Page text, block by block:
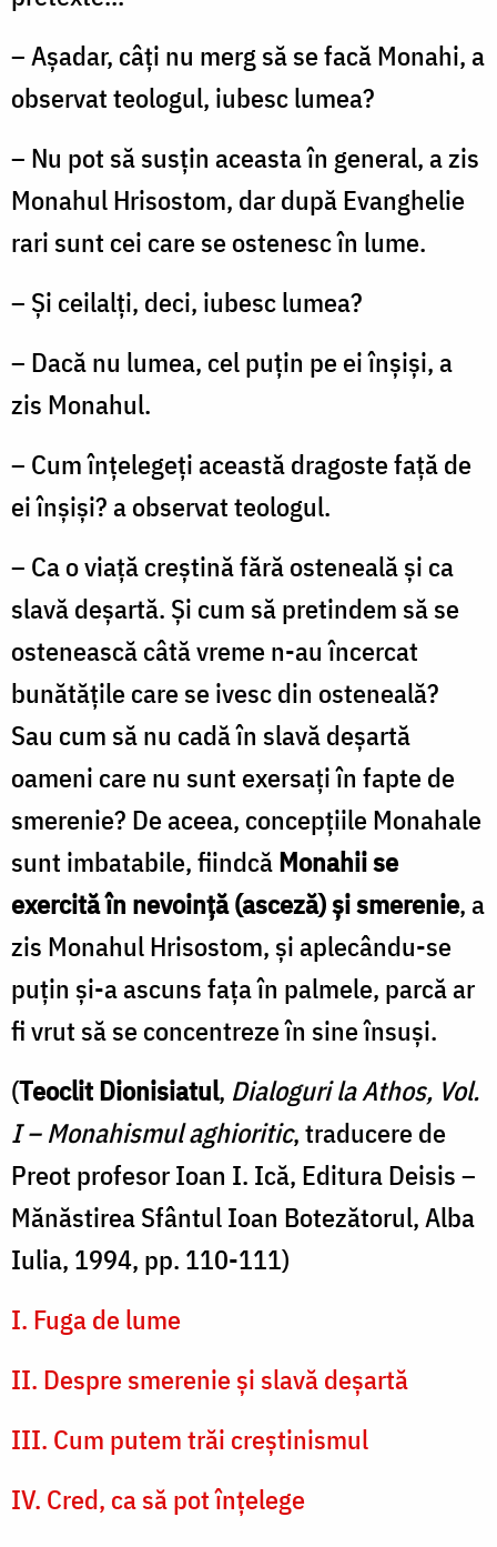
– Așadar, câți nu merg să se facă Monahi, a
observat teologul, iubesc lumea?
– Nu pot să susțin aceasta în general, a zis
Monahul Hrisostom, dar după Evanghelie
rari sunt cei care se ostenesc în lume.
– Și ceilalți, deci, iubesc lumea?
– Dacă nu lumea, cel puțin pe ei înșiși, a
zis Monahul.
– Cum înțelegeți această dragoste față de
ei înșiși? a observat teologul.
– Ca o viață creștină fără osteneală și ca
slavă deșartă. Și cum să pretindem să se
ostenească câtă vreme n-au încercat
bunătățile care se ivesc din osteneală?
Sau cum să nu cadă în slavă deșartă
oameni care nu sunt exersați în fapte de
smerenie? De aceea, concepțiile Monahale
sunt imbatabile, fiindcăMonahii se
exercită în nevoință (asceză) și smerenie, a
zis Monahul Hrisostom, și aplecându-se
puțin și-a ascuns fața în palmele, parcă ar
fi vrut să se concentreze în sine însuși.
(Teoclit Dionisiatul, Dialoguri la Athos, Vol.
I – Monahismul aghioritic, traducere de
Preot profesor Ioan I. Ică, Editura Deisis –
Mănăstirea Sfântul Ioan Botezătorul, Alba
Iulia, 1994, pp. 110-111)
I. Fuga de lume
II. Despre smerenie și slavă deșartă
III. Cum putem trăi creștinismul
IV. Cred, ca să pot înțelege